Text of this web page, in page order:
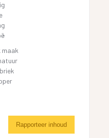
maak
Rapporteer inhoud